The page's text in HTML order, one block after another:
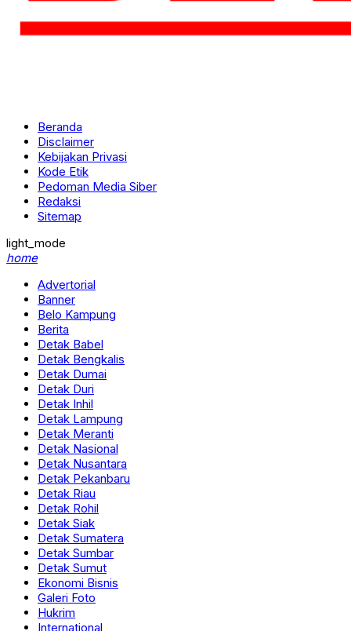
Beranda
Disclaimer
Kebijakan Privasi
Kode Etik
Pedoman Media Siber
Redaksi
Sitemap
light_mode
home
Advertorial
Banner
Belo Kampung
Berita
Detak Babel
Detak Bengkalis
Detak Dumai
Detak Duri
Detak Inhil
Detak Lampung
Detak Meranti
Detak Nasional
Detak Nusantara
Detak Pekanbaru
Detak Riau
Detak Rohil
Detak Siak
Detak Sumatera
Detak Sumbar
Detak Sumut
Ekonomi Bisnis
Galeri Foto
Hukrim
International